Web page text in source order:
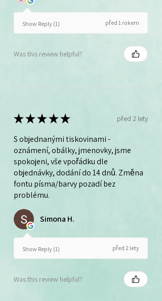
Show Reply (1) před 1 rokem
Was this review helpful?
★★★★★ před 2 lety
S objednanými tiskovinami -
oznámení, obálky, jmenovky, jsme
spokojeni, vše vpořádku dle
objednávky, dodání do 14 dnů. Změna
fontu písma/barvy pozadí bez
problému.
Simona H.
Show Reply (1) před 2 lety
Was this review helpful?